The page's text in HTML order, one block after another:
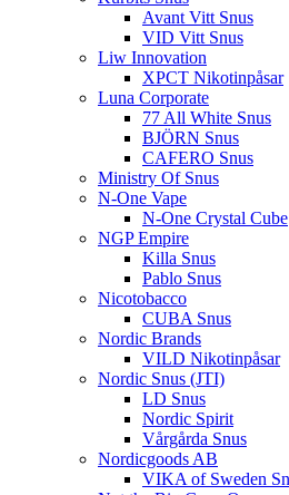
Avant Vitt Snus
VID Vitt Snus
Liw Innovation
XPCT Nikotinpåsar
Luna Corporate
77 All White Snus
BJÖRN Snus
CAFERO Snus
Ministry Of Snus
N-One Vape
N-One Crystal Cube
NGP Empire
Killa Snus
Pablo Snus
Nicotobacco
CUBA Snus
Nordic Brands
VILD Nikotinpåsar
Nordic Snus (JTI)
LD Snus
Nordic Spirit
Vårgårda Snus
Nordicgoods AB
VIKA of Sweden